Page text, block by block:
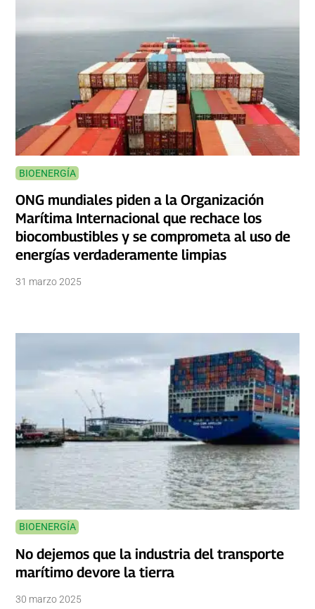
BIOENERGÍA
ONG mundiales piden a la Organización
Marítima Internacional que rechace los
biocombustibles y se comprometa al uso de
energías verdaderamente limpias
31 marzo 2025
BIOENERGÍA
No dejemos que la industria del transporte
marítimo devore la tierra
30 marzo 2025